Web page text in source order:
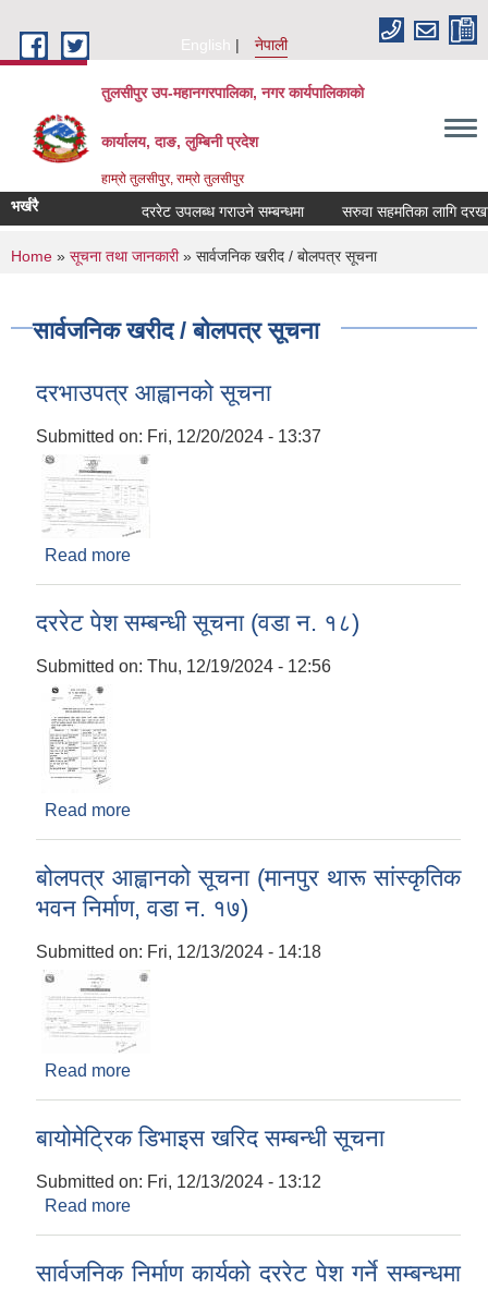
English
नेपाली
तुलसीपुर उप-महानगरपालिका, नगर कार्यपालिकाको
कार्यालय, दाङ, लुम्बिनी प्रदेश
हाम्रो तुलसीपुर, राम्रो तुलसीपुर
भर्खरै दररेट उपलब्ध गराउने सम्बन्धमा सरुवा सहमतिका लागि
You are here
Home » सूचना तथा जानकारी» सार्वजनिक खरीद / बोलपत्र सूचना
सार्वजनिक खरीद / बोलपत्र सूचना
दरभाउपत्र आह्वानको सूचना
Submitted on: Fri, 12/20/2024 - 13:37
Read more
दररेट पेश सम्बन्धी सूचना (वडा न. १८)
Submitted on: Thu, 12/19/2024 - 12:56
Read more
बोलपत्र आह्वानको सूचना (मानपुर थारू सांस्कृतिक
भवन निर्माण, वडा न. १७)
Submitted on: Fri, 12/13/2024 - 14:18
Read more
बायोमेट्रिक डिभाइस खरिद सम्बन्धी सूचना
Submitted on: Fri, 12/13/2024 - 13:12
Read more
सार्वजनिक निर्माण कार्यको दररेट पेश गर्ने सम्बन्धमा